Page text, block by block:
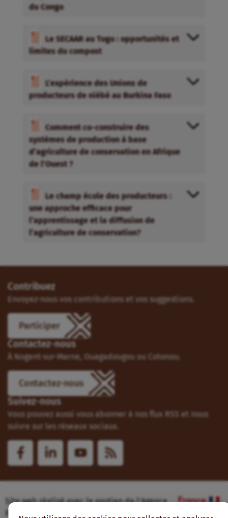
du Congo
Le SECAAR au Togo : opportunités et
limites du compost
L’expérience des Unions de
producteurs de niébé au Burkina Faso
Comment co-construire des
systèmes de production à base
d’agriculture de conservation en Afrique
de l’Ouest ?
Le champ école des producteurs :
une approche efficace pour
l’apprentissage et la diffusion de
l’agriculture de conservation?
Contribuez
Envoyez-nous vos contributions et vos suggestions.
Participer
Contactez-nous
À Nogent-sur-Marne, Ouagadougou ou Cotonou.
Contactez-nous
Suivez-nous
Vous pouvez aussi vous abonner à nos flux RSS et nous
suivre sur les réseaux sociaux.
Site web réalisé avec le soutien de l’Agence
Française de Développement